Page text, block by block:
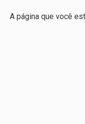
A página que você